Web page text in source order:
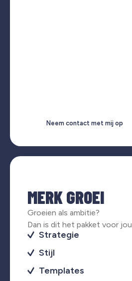
Neem contact met mij op
MERK GROEI
Groeien als ambitie?
Dan is dit het pakket voor jou
Strategie
Stijl
Templates